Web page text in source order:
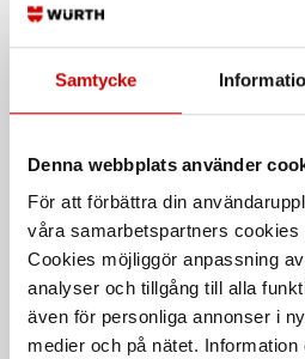
Samtycke
Denna webbplats använder
För att förbättra din
våra samarbetspartners cookies
Cookies möjliggör anpassning
analyser och tillgång till alla
även för personliga annonser i
medier och på nätet. Information
3M Peltor WorkTunes Pro
De som köpte, köpte även